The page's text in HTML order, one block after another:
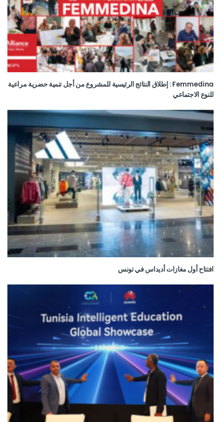
Femmedina : إطلاق النتائج الرئيسية للمشروع من أجل تنمية حضرية مراعية
للنوع الاجتماعي
افتتاح أول مغازات أديداس في تونس